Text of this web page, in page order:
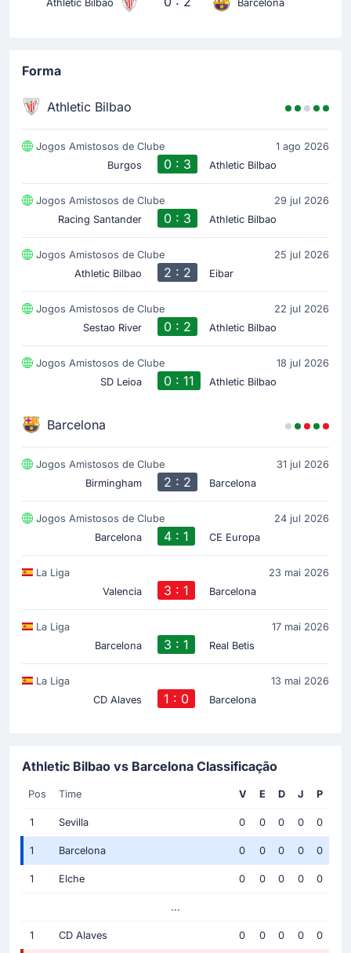
Athletic Bilbao Barcelona
Forma
Athletic Bilbao
Jogos Amistosos de Clube
1 ago 2026
Burgos
0 : 3 Athletic Bilbao
Jogos Amistosos de Clube
29 jul 2026
Racing Santander
0 : 3 Athletic Bilbao
Jogos Amistosos de Clube
25 jul 2026
Athletic Bilbao
2 : 2 Eibar
Jogos Amistosos de Clube
22 jul 2026
Sestao River
0 : 2 Athletic Bilbao
Jogos Amistosos de Clube
18 jul 2026
SD Leioa
0 : 11 Athletic Bilbao
Barcelona
Jogos Amistosos de Clube
31 jul 2026
Birmingham
2 : 2 Barcelona
Jogos Amistosos de Clube
24 jul 2026
Barcelona
4 : 1 CE Europa
La Liga
23 mai 2026
Valencia
3 : 1 Barcelona
La Liga
17 mai 2026
Barcelona
3 : 1 Real Betis
La Liga
13 mai 2026
CD Alaves
1 : 0 Barcelona
Athletic Bilbao vs Barcelona Classificação
Pos Time V E D J P
1 Sevilla 0 0 0 0 0
1 Barcelona 0 0 0 0 0
1 Elche 0 0 0 0 0
...
1 CD Alaves 0 0 0 0 0